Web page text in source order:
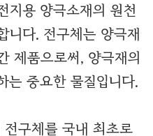
지용 양극소재의 원천
니다. 전구체는 양극재
제품으로써, 양극재의
는 중요한 물질입니다.
구체를 국내 최초로